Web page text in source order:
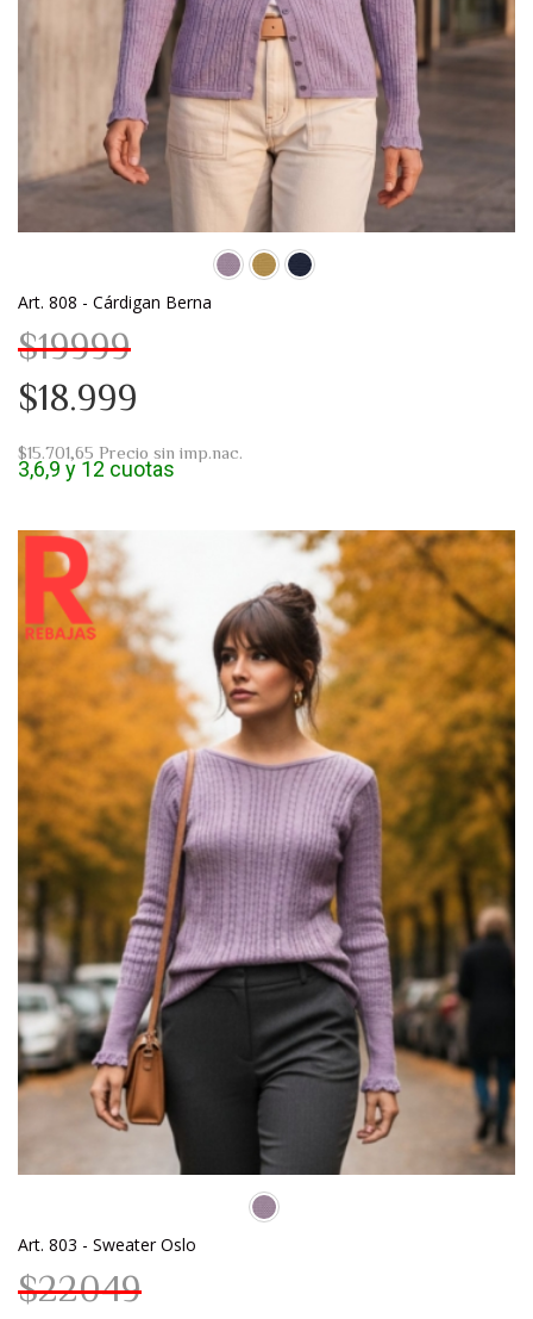
Art. 808 - Cárdigan Berna
$19999
$18.999
$15.701,65 Precio sin imp.nac.
3,6,9 y 12 cuotas
Art. 803 - Sweater Oslo
$22049